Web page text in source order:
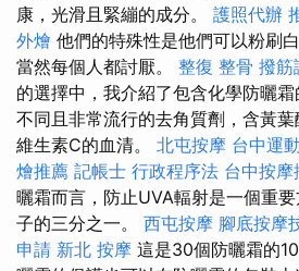
康，光滑且緊繃的成分。 護照代辦
外燴 他們的特殊性是他們可以粉刷
當然每個人都討厭。 整復 整骨 撥筋
的選擇中，我介紹了包含化學防曬
不同且非常流行的去角質劑，含黃
維生素C的血清。 北屯按摩 台中運
燴推薦 記帳士 行政程序法 台中按
曬霜而言，防止UVA輻射是一個重
子的三分之一。 西屯按摩 腳底按摩
申請 新北 按摩 這是30個防曬霜的